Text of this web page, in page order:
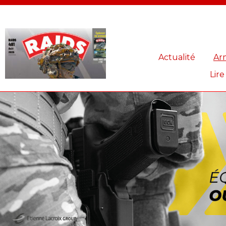
Actualité
Panneau de gestion des cookies